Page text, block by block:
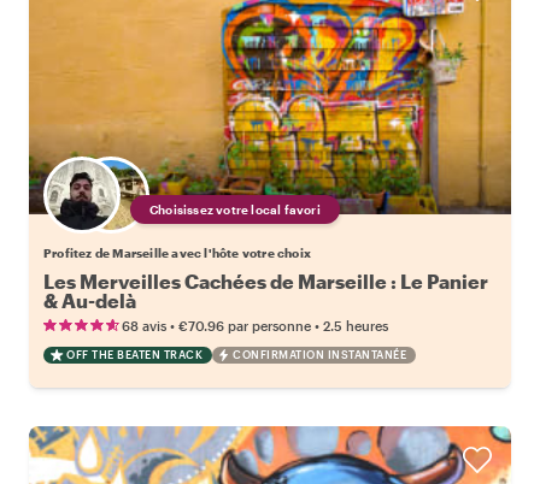
Choisissez votre local favori
Profitez de Marseille avec l'hôte votre choix
Les Merveilles Cachées de Marseille : Le Panier
& Au-delà
68 avis • €70.96 par personne • 2.5 heures
OFF THE BEATEN TRACK CONFIRMATION INSTANTANÉE